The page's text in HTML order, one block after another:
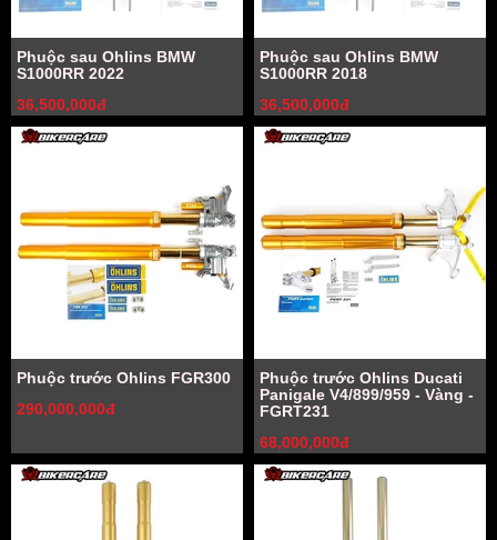
Phuộc sau Ohlins BMW
S1000RR 2022
36,500,000đ
Phuộc sau Ohlins BMW
S1000RR 2018
36,500,000đ
Phuộc trước Ohlins FGR300
290,000,000đ
Phuộc trước Ohlins Ducati
Panigale V4/899/959 - Vàng -
FGRT231
68,000,000đ